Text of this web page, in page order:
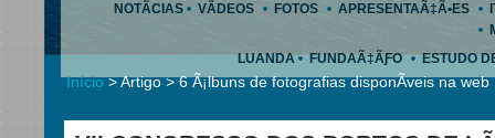
NOTÃCIAS VÃDEOS FOTOS APRESENTAÃ‡Ã•ES
LUANDA
FUNDAÃ‡ÃƑO ESTUDO
Início> Artigo > 6 Ã¡lbuns de fotografias disponÃ­veis na web